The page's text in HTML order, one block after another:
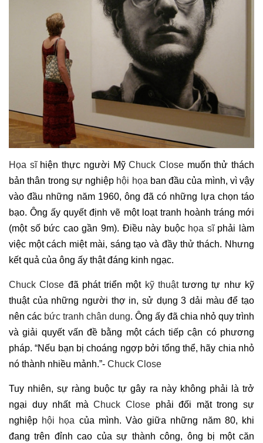
Họa sĩhiện thực người MỹChuck Closemuốn thử thách
bản thân trong sự nghiệp hội họa ban đầu của mình, vì vậy
vào đầu những năm 1960, ông đã có những lựa chọn táo
bạo. Ông ấy quyết định vẽ một loạt tranh hoành tráng mới
(một số bức cao gần 9m). Điều này buộc họa sĩphải làm
việc một cách miệt mài, sáng tạo và đầy thử thách. Nhưng
kết quả của ông ấy thật đáng kinh ngạc.
Chuck Close đã phát triển một kỹ thuậttương tự như kỹ
thuật của những người thợ in, sử dụng 3 dải màu để tạo
nên các bức tranh chân dung. Ông ấy đã chia nhỏ quy trình
và giải quyết vấn đề bằng một cách tiếp cận có phương
pháp. “Nếu bạn bị choáng ngợp bởi tổng thể, hãy chia nhỏ
nó thành nhiều mảnh.”- Chuck Close
Tuy nhiên, sự ràng buộc tự gây ra này không phải là trở
ngại duy nhất màChuck Close phải đối mặt trong sự
nghiệp hội họa của mình. Vào giữa những năm 80, khi
đang trên đỉnh cao của sự thành công, ông bị một căn